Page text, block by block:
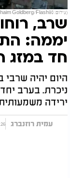
(צילום: Chaim Goldberg/Flash90)
שרב,
יממה:
חד במזג
היום יהיה
ניכרת. בערב
ירידה
עמית רוזנברג